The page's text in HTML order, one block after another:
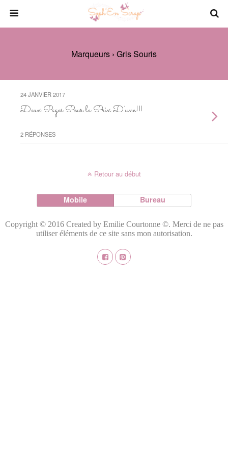
Marqueurs › Gris Souris
24 JANVIER 2017
Deux Pages Pour le Prix D’une!!!
2 RÉPONSES
Retour au début
Mobile Bureau
Copyright © 2016 Created by Emilie Courtonne ©. Merci de ne pas
utiliser éléments de ce site sans mon autorisation.